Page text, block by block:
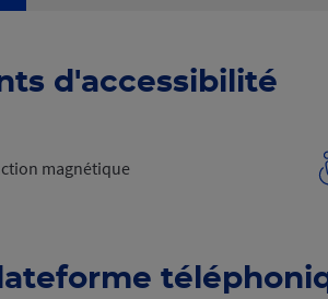
d'accessibilité
magnétique